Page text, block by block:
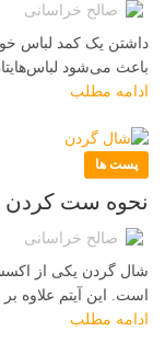
صالح خراسانی
داشتن یک کمد لباس
باعث می‌شود
ادامه مطلب
پست ها
نحوه ست کردن
صالح خراسانی
شال گردن یکی از
است. این آیتم علاوه
ادامه مطلب